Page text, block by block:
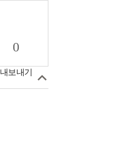
0
내보내기